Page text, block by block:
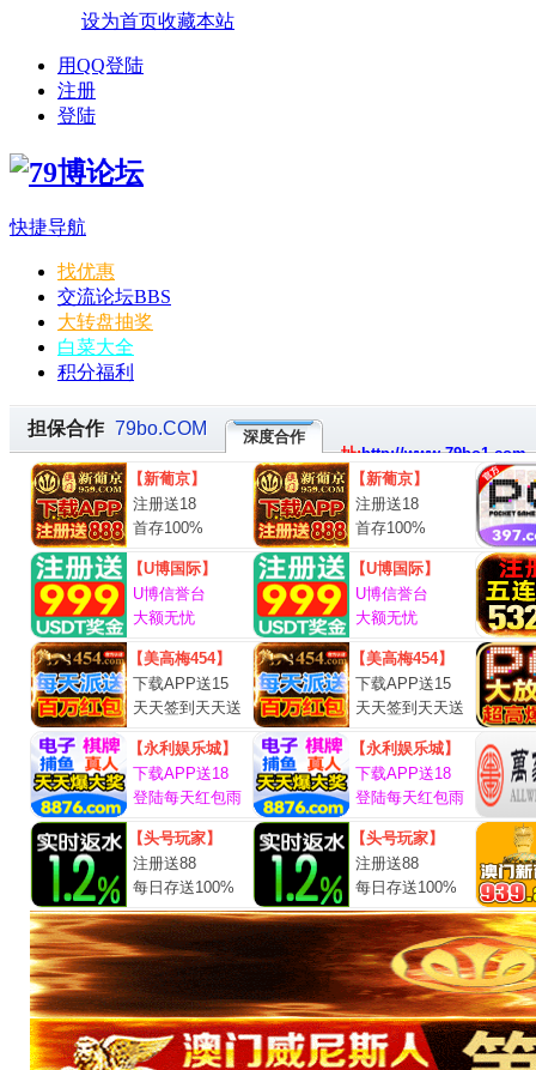
设为首页收藏本站
用QQ登陆
注册
登陆
快捷导航
找优惠
交流论坛BBS
大转盘抽奖
白菜大全
积分福利